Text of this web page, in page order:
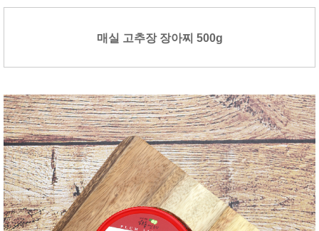
매실 고추장 장아찌 500g